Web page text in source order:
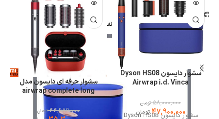
سشوار دایسون Dyson HS08
Airwrap i.d. Vinca
58,000,000 تومان
47,900,000 تومان
سشوار دایسون Dyson HS08
سشوار حرفه ای دایسون مدل
airwrap complete long
(nickel)
44,989,000 تومان